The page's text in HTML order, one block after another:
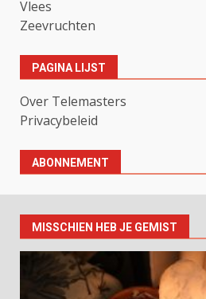
Vlees
Zeevruchten
PAGINA LIJST
Over Telemasters
Privacybeleid
ABONNEMENT
MISSCHIEN HEB JE GEMIST